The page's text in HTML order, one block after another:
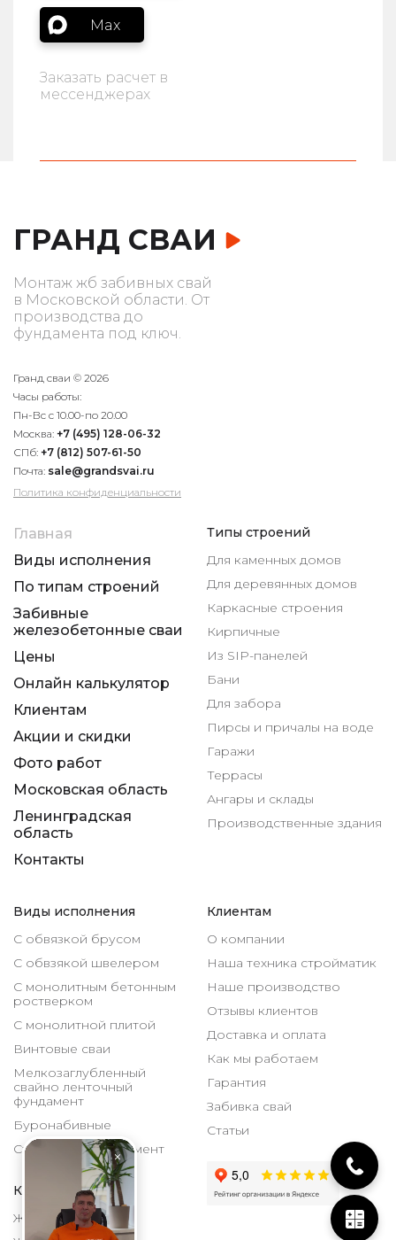
Max
Заказать расчет в
мессенджерах
ГРАНД СВАИ
Монтаж жб забивных свай
в Московской области. От
производства до
фундамента под ключ.
Гранд сваи © 2026
Часы работы:
Пн-Вс с 10.00-по 20.00
Москва: +7 (495) 128-06-32
СПб: +7 (812) 507-61-50
Почта: sale@grandsvai.ru
Политика конфиденциальности
Главная
Виды исполнения
По типам строений
Забивные
железобетонные сваи
Цены
Онлайн калькулятор
Клиентам
Акции и скидки
Фото работ
Московская область
Ленинградская
область
Контакты
Типы строений
Для каменных домов
Для деревянных домов
Каркасные строения
Кирпичные
Из SIP-панелей
Бани
Для забора
Пирсы и причалы на воде
Гаражи
Террасы
Ангары и склады
Производственные здания
Виды исполнения
С обвязкой брусом
С обвзякой швелером
С монолитным бетонным
ростверком
С монолитной плитой
Винтовые сваи
Мелкозаглубленный
свайно ленточный
фундамент
Буронабивные
Столбчатый фундамент
Каталог
ЖБИ 150х150 мм
Клиентам
О компании
Наша техника стройматик
Наше производство
Отзывы клиентов
Доставка и оплата
Как мы работаем
Гарантия
Забивка свай
Статьи